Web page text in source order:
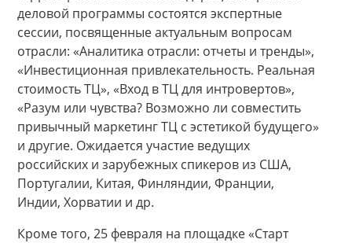
деловой программы состоятся экспертные
сессии, посвященные актуальным вопросам
отрасли: «Аналитика отрасли: отчеты и тренды»,
«Инвестиционная привлекательность. Реальная
стоимость ТЦ», «Вход в ТЦ для интровертов»,
«Разум или чувства? Возможно ли совместить
привычный маркетинг ТЦ с эстетикой будущего»
и другие. Ожидается участие ведущих
российских и зарубежных спикеров из США,
Португалии, Китая, Финляндии, Франции,
Индии, Хорватии и др.
Кроме того, 25 февраля на площадке «Старт